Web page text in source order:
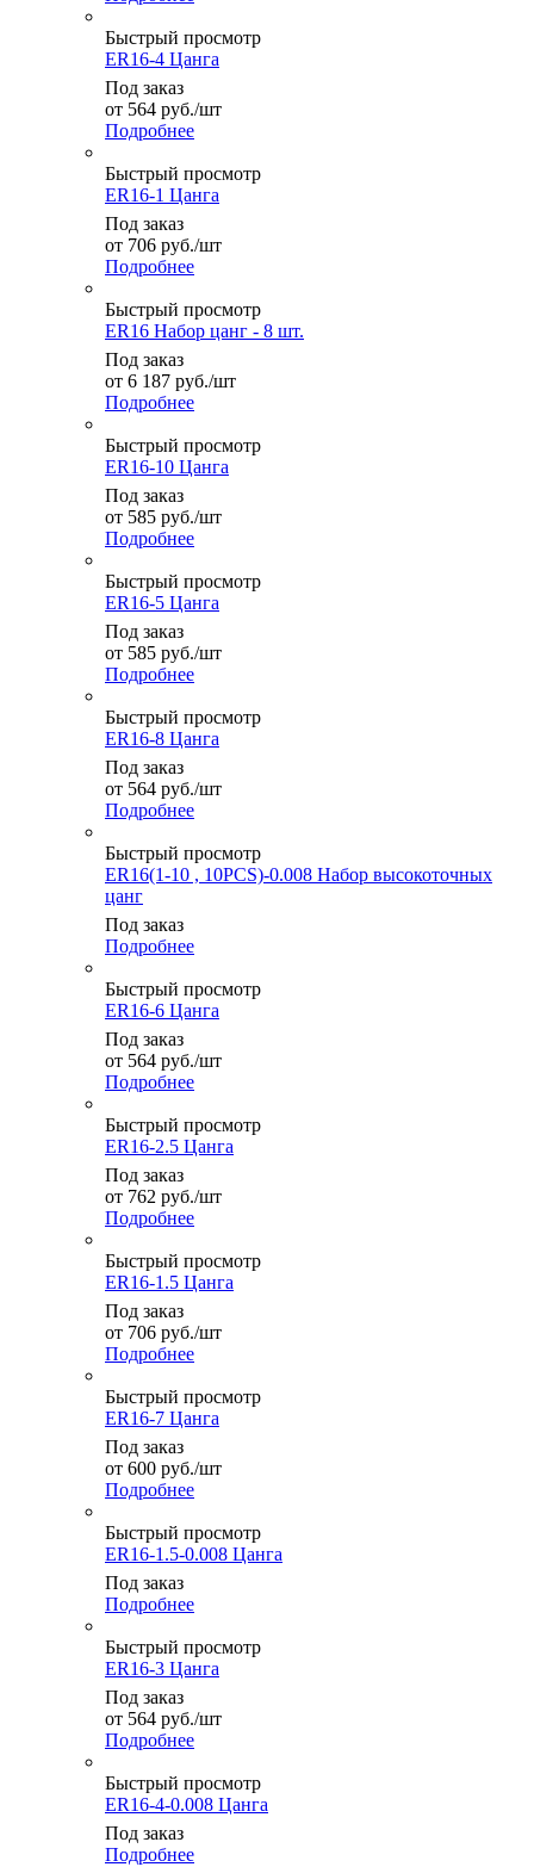
Быстрый просмотр
ER16-4 Цанга
Под заказ
от 564 руб./шт
Подробнее
Быстрый просмотр
ER16-1 Цанга
Под заказ
от 706 руб./шт
Подробнее
Быстрый просмотр
ER16 Набор цанг - 8 шт.
Под заказ
от 6 187 руб./шт
Подробнее
Быстрый просмотр
ER16-10 Цанга
Под заказ
от 585 руб./шт
Подробнее
Быстрый просмотр
ER16-5 Цанга
Под заказ
от 585 руб./шт
Подробнее
Быстрый просмотр
ER16-8 Цанга
Под заказ
от 564 руб./шт
Подробнее
Быстрый просмотр
ER16(1-10 , 10PCS)-0.008 Набор высокоточных
цанг
Под заказ
Подробнее
Быстрый просмотр
ER16-6 Цанга
Под заказ
от 564 руб./шт
Подробнее
Быстрый просмотр
ER16-2.5 Цанга
Под заказ
от 762 руб./шт
Подробнее
Быстрый просмотр
ER16-1.5 Цанга
Под заказ
от 706 руб./шт
Подробнее
Быстрый просмотр
ER16-7 Цанга
Под заказ
от 600 руб./шт
Подробнее
Быстрый просмотр
ER16-1.5-0.008 Цанга
Под заказ
Подробнее
Быстрый просмотр
ER16-3 Цанга
Под заказ
от 564 руб./шт
Подробнее
Быстрый просмотр
ER16-4-0.008 Цанга
Под заказ
Подробнее